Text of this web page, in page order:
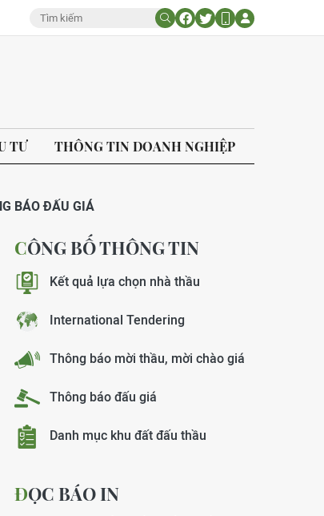
TƯ THÔNG TIN DOANH NGHIỆP
BÁO ĐẤU GIÁ
CÔNG BỐ THÔNG TIN
Kết quả lựa chọn nhà thầu
International Tendering
Thông báo mời thầu, mời chào giá
Thông báo đấu giá
Danh mục khu đất đấu thầu
ĐỌC BÁO IN